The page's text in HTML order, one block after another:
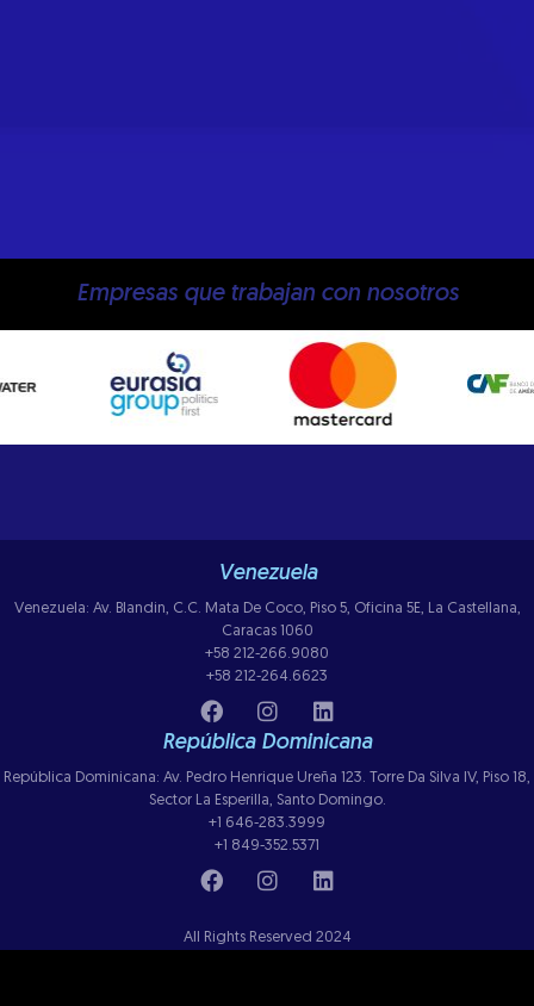
Empresas que trabajan con nosotros
Venezuela
Venezuela: Av. Blandin, C.C. Mata De Coco, Piso 5, Oficina 5E, La Castellana,
Caracas 1060
+58 212-266.9080
+58 212-264.6623
República Dominicana
República Dominicana: Av. Pedro Henrique Ureña 123. Torre Da Silva IV, Piso 18,
Sector La Esperilla, Santo Domingo.
+1 646-283.3999
+1 849-352.5371
All Rights Reserved 2024